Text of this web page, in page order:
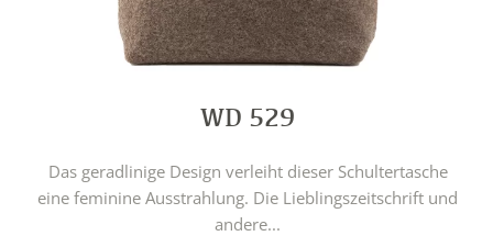
WD 529
Das geradlinige Design verleiht dieser Schultertasche
eine feminine Ausstrahlung. Die Lieblingszeitschrift und
andere...